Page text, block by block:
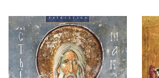
Adaugă în coș Wishlist